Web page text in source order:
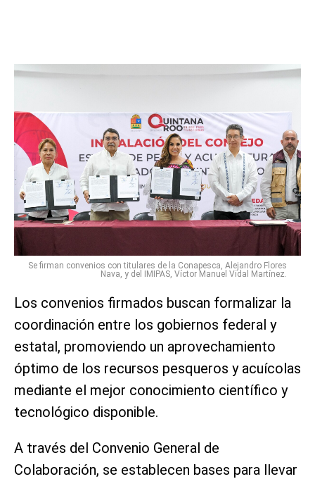
Se firman convenios con titulares de la Conapesca, Alejandro Flores
Nava, y del IMIPAS, Víctor Manuel Vidal Martínez.
Los convenios firmados buscan formalizar la
coordinación entre los gobiernos federal y
estatal, promoviendo un aprovechamiento
óptimo de los recursos pesqueros y acuícolas
mediante el mejor conocimiento científico y
tecnológico disponible.
A través del Convenio General de
Colaboración, se establecen bases para llevar